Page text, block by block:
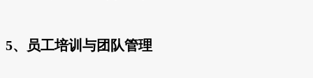
5、员工培训与团队管理